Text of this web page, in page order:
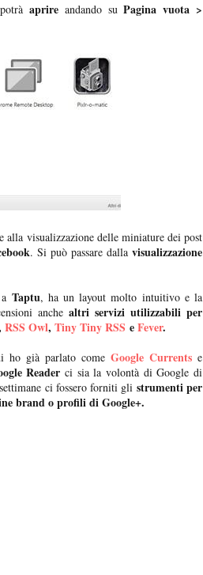
aprireandando suPagina vuota >
alla visualizzazione delle miniature dei post
. Si può passare dallavisualizzazione
Taptu, ha un layout molto intuitivo e la
anche altri servizi utilizzabili per
RSS Owl, Tiny Tiny RSS eFever.
ho già parlato come Google Currents e
Reader ci sia la volontà di Google di
ci fossero forniti gli strumenti per
brand o profili di Google+.